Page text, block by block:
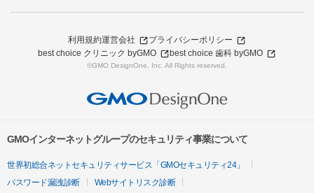
利用規約運営会社
プライバシーポリシー
best choice クリニック byGMO
best choice 歯科 byGMO
©GMO DesignOne, Inc. All Rights reserved.
GMOインターネットグループのセキュリティ事業について
世界初総合ネットセキュリティサービス「GMOセキュリティ24」
パスワード漏洩診断
Webサイトリスク診断